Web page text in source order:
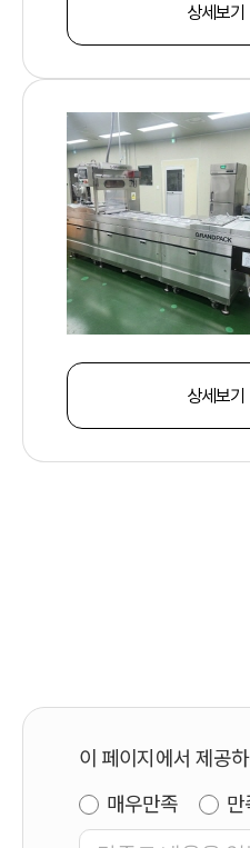
상세보기
상세보기
이 페이지에서 제공
매우만족